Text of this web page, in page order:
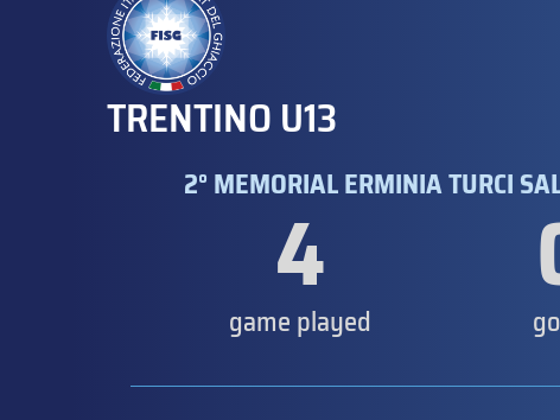
TRENTINO U13
2° MEMORIAL ERMINIA TURCI
4
game played